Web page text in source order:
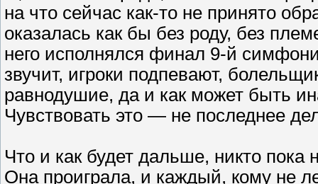
на что сейчас как-то не принято
оказалась как бы без роду, без
него исполнялся финал 9-й
звучит, игроки подпевают,
равнодушие, да и как может быть
Чувствовать это — не последнее
Что и как будет дальше, никто пока
Она проиграла, и каждый, кому не